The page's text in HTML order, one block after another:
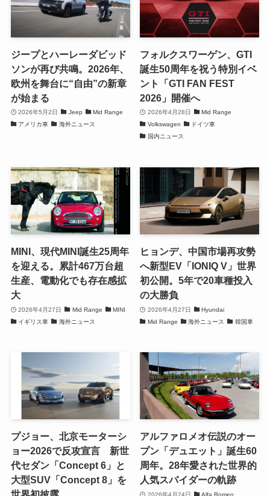
ジープとハーレーダビッド
ソンが再び共鳴。2026年、
欧州を舞台に“自由”の新章
が始まる
2026年5月2日 Jeep
Mid Range
アメリカ車
海外ニュース
フォルクスワーゲン、GTI
誕生50周年を祝う特別イベ
ント「GTI FAN FEST
2026」開催へ
2026年4月28日
Mid Range
Volkswagen
ドイツ車
国内ニュース
MINI、現代MINI誕生25周年
を迎える。累計467万台超
生産、電動化でも存在感拡
大
2026年4月27日 Mid Range
MINI
イギリス車
海外ニュース
ヒョンデ、中国市場再攻勢
へ新型EV「IONIQ V」世界
初公開。5年で20車種投入
の大勝負
2026年4月27日
Hyundai
Mid Range
海外ニュース 韓国車
プジョー、北京モーターシ
ョー2026で反攻宣言 新世
代セダン「Concept 6」と
大型SUV「Concept 8」を
アルファロメオ伝説のオー
プン「デュエット」誕生60
周年。28年愛された世界的
人気スパイダーの軌跡
2026年4月24日 Alfa Romeo